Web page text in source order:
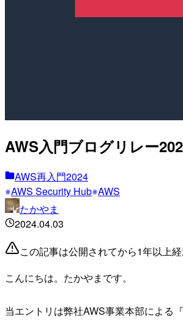
AWS入門ブログリレー
AWS再入門2024
AWS Security Hub AWS
たかやま
2024.04.03
この記事は公開されてから1年以上
こんにちは。たかやまです。
当エントリは弊社AWS事業本部による